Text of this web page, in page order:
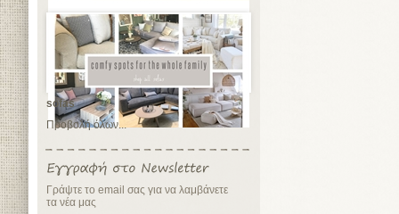
sofas
Προβολή όλων...
Γράψτε το email σας για να λαμβάνετε
τα νέα μας